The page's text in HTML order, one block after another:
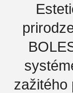
zažitého